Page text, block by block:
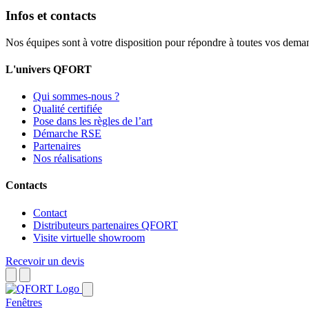
Infos et contacts
Nos équipes sont à votre disposition pour répondre à toutes vos
L'univers QFORT
Qui sommes-nous ?
Qualité certifiée
Pose dans les règles de l’art
Démarche RSE
Partenaires
Nos réalisations
Contacts
Contact
Distributeurs partenaires QFORT
Visite virtuelle showroom
Recevoir un devis
Fenêtres